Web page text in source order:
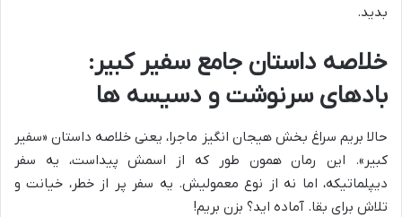
بدید.
خلاصه داستان جامع سفیر کبیر:
بادهای سرنوشت و دسیسه ها
حالا بریم سراغ بخش هیجان انگیز ماجرا، یعنی خلاصه داستان «سفیر
کبیر». این رمان همون طور که از اسمش پیداست، یه سفر
دیپلماتیکه، اما نه از نوع معمولیش. یه سفر پر از خطر، خیانت و
تلاش برای بقا. آماده اید؟ بزن بریم!